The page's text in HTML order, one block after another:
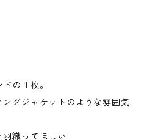
の１枚。
グジャケットのような雰囲気
織ってほしい